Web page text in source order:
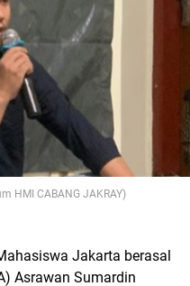
HMI CABANG JAKRAY)
Jakarta berasal
Asrawan Sumardin